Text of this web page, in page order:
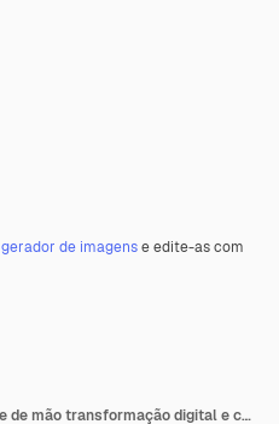
gerador de imagense edite-as com
Interface moderna de toque de mão transformação digital e conceito de metaverso Conexão tecnologia de próxima geração e nova era de inovação